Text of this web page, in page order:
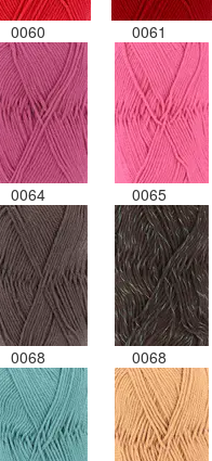
0060 0061
0064 0065
0068 0068